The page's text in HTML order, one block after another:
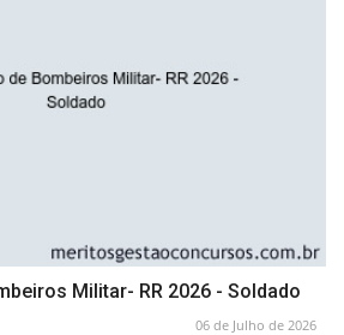
Militar- RR 2026 - Soldado
06 de Julho de 2026